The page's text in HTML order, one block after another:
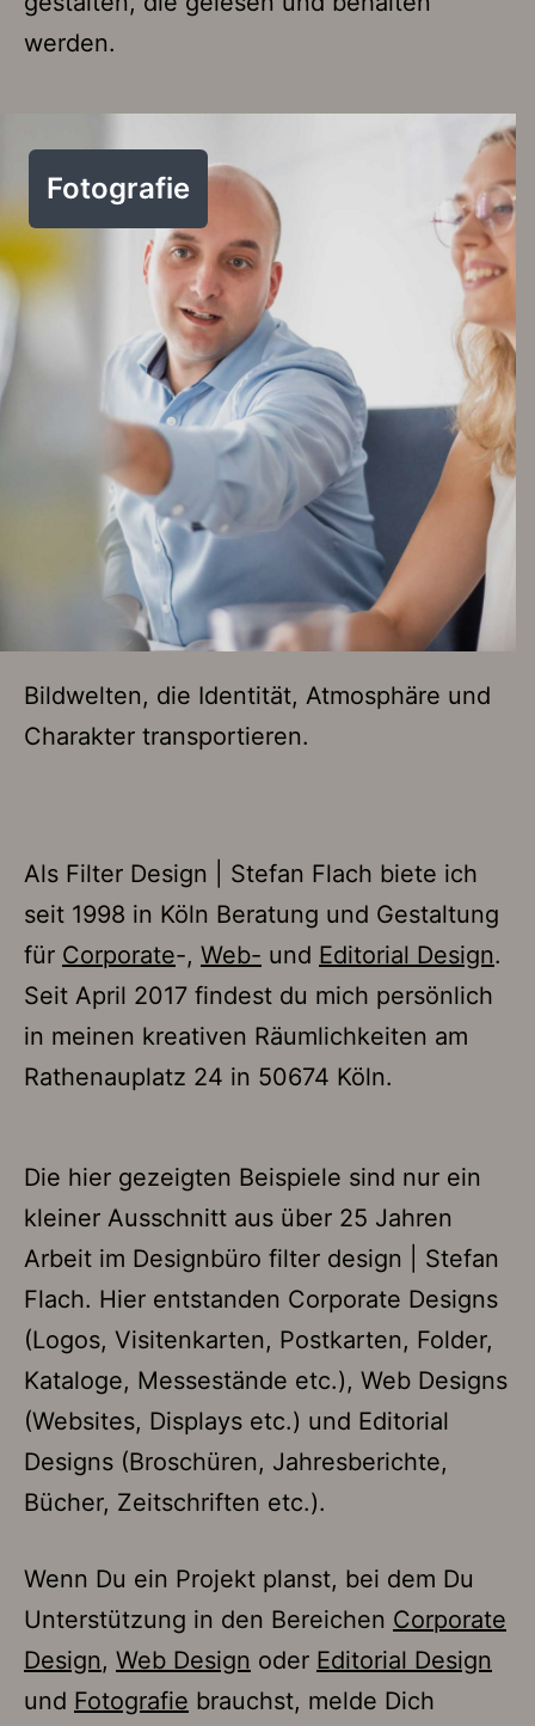
werden.
Fotografie
Bildwelten, die Identität, Atmosphäre und
Charakter transportieren.
Als Filter Design | Stefan Flach biete ich
seit 1998 in Köln Beratung und Gestaltung
für Corporate-, Web- und Editorial Design.
Seit April 2017 findest du mich persönlich
in meinen kreativen Räumlichkeiten am
Rathenauplatz 24 in 50674 Köln.
Die hier gezeigten Beispiele sind nur ein
kleiner Ausschnitt aus über 25 Jahren
Arbeit im Designbüro filter design | Stefan
Flach. Hier entstanden Corporate Designs
(Logos, Visitenkarten, Postkarten, Folder,
Kataloge, Messestände etc.), Web Designs
(Websites, Displays etc.) und Editorial
Designs (Broschüren, Jahresberichte,
Bücher, Zeitschriften etc.).
Wenn Du ein Projekt planst, bei dem Du
Unterstützung in den Bereichen Corporate
Design, Web Design oder Editorial Design
und Fotografie brauchst, melde Dich